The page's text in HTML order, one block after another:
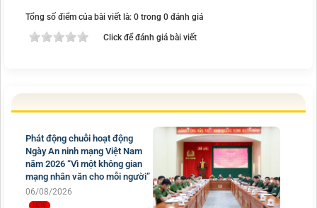
Tổng số điểm của bài viết là: 0 trong 0 đánh giá
Click để đánh giá bài viết
Phát động chuỗi hoạt động
Ngày An ninh mạng Việt Nam
năm 2026 “Vì một không gian
mạng nhân văn cho mỗi người”
06/08/2026